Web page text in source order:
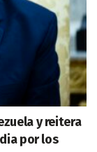
y reitera
por los